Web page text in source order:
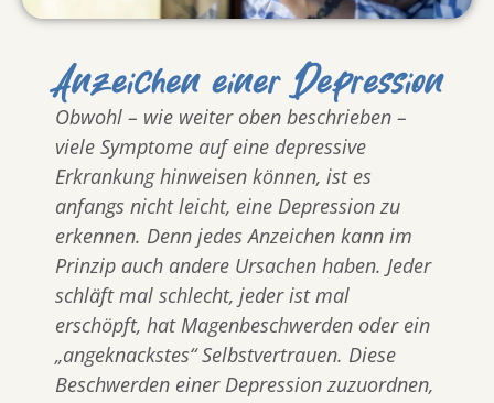
Anzeichen einer Depression
Obwohl – wie weiter oben beschrieben –
viele Symptome auf eine depressive
Erkrankung hinweisen können, ist es
anfangs nicht leicht, eine Depression zu
erkennen. Denn jedes Anzeichen kann im
Prinzip auch andere Ursachen haben. Jeder
schläft mal schlecht, jeder ist mal
erschöpft, hat Magenbeschwerden oder ein
„angeknackstes“ Selbstvertrauen. Diese
Beschwerden einer Depression zuzuordnen,